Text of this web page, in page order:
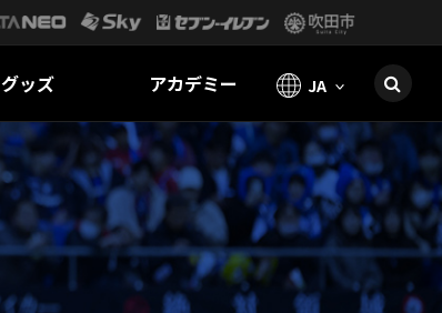
グッズ アカデミー JA